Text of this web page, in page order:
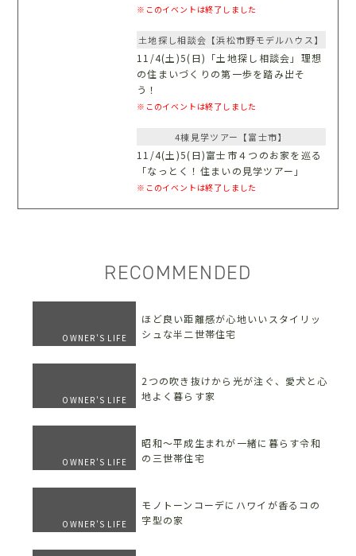
※このイベントは終了しました
土地探し相談会【浜松市野モデルハウス】
11/4(土)5(日)「土地探し相談会」理想
の住まいづくりの第一歩を踏み出そ
う！
※このイベントは終了しました
4棟見学ツアー【富士市】
11/4(土)5(日)富士市４つのお家を巡る
「なっとく！住まいの見学ツアー」
※このイベントは終了しました
RECOMMENDED
OWNER'S LIFE
ほど良い距離感が心地いいスタイリッ
シュな半二世帯住宅
OWNER'S LIFE
2つの吹き抜けから光が注ぐ、愛犬と心
地よく暮らす家
OWNER'S LIFE
昭和〜平成生まれが一緒に暮らす令和
の三世帯住宅
OWNER'S LIFE
モノトーンコーデにハワイが香るコの
字型の家